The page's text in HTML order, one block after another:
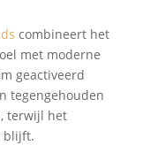
combineert het
met moderne
geactiveerd
tegengehouden
terwijl het
blijft.